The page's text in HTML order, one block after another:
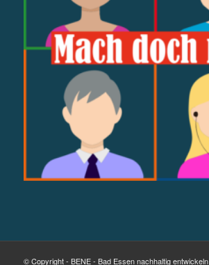
© Copyright - BENE - Bad Essen nachhaltig entwickeln